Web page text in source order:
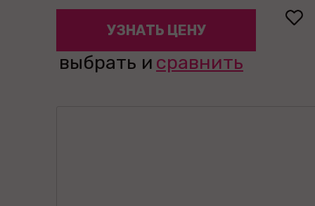
УЗНАТЬ ЦЕНУ
выбрать и сравнить